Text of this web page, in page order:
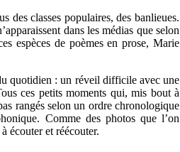
des classes populaires, des banlieues.
dans les médias que selon
espèces de poèmes en prose, Marie
quotidien : un réveil difficile avec une
ces petits moments qui, mis bout à
rangés selon un ordre chronologique
Comme des photos que l’on
écouter et réécouter.